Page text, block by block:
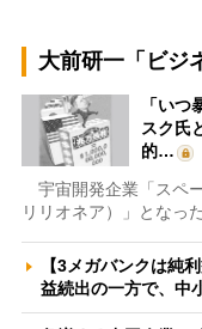
大前研一「ビジ
「い
スク氏
的…
宇宙開発企業「スペ
リリオネア）」となっ
【3メガバンクは純
益続出の一方で、中